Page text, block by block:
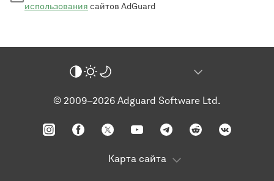
использования сайтов AdGuard
© 2009–2026 Adguard Software Ltd.
Карта сайта